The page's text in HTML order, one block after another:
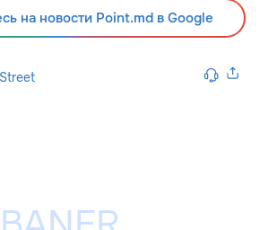
на новости Point.md в Google